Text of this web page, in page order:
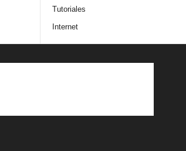
Tutoriales
Internet